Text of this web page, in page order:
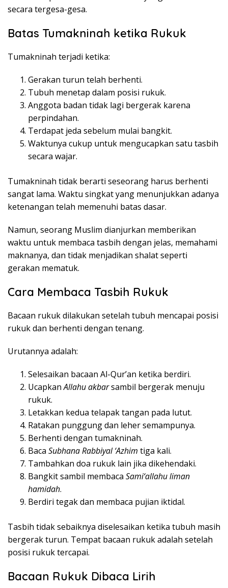
secara tergesa-gesa.
Batas Tumakninah ketika Rukuk
Tumakninah terjadi ketika:
Gerakan turun telah berhenti.
Tubuh menetap dalam posisi rukuk.
Anggota badan tidak lagi bergerak karena
perpindahan.
Terdapat jeda sebelum mulai bangkit.
Waktunya cukup untuk mengucapkan satu tasbih
secara wajar.
Tumakninah tidak berarti seseorang harus berhenti
sangat lama. Waktu singkat yang menunjukkan adanya
ketenangan telah memenuhi batas dasar.
Namun, seorang Muslim dianjurkan memberikan
waktu untuk membaca tasbih dengan jelas, memahami
maknanya, dan tidak menjadikan shalat seperti
gerakan mematuk.
Cara Membaca Tasbih Rukuk
Bacaan rukuk dilakukan setelah tubuh mencapai posisi
rukuk dan berhenti dengan tenang.
Urutannya adalah:
Selesaikan bacaan Al-Qur’an ketika berdiri.
UcapkanAllahu akbarsambil bergerak menuju
rukuk.
Letakkan kedua telapak tangan pada lutut.
Ratakan punggung dan leher semampunya.
Berhenti dengan tumakninah.
Baca Subhana Rabbiyal ‘Azhim tiga kali.
Tambahkan doa rukuk lain jika dikehendaki.
Bangkit sambil membaca Sami‘allahu liman
hamidah.
Berdiri tegak dan membaca pujian iktidal.
Tasbih tidak sebaiknya diselesaikan ketika tubuh masih
bergerak turun. Tempat bacaan rukuk adalah setelah
posisi rukuk tercapai.
Bacaan Rukuk Dibaca Lirih